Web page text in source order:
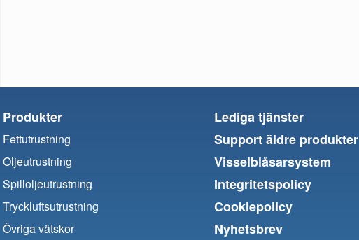
Produkter
Fettutrustning
Oljeutrustning
Spilloljeutrustning
Tryckluftsutrustning
Övriga vätskor
Lediga tjänster
Support äldre produkter
Visselblåsarsystem
Integritetspolicy
Cookiepolicy
Nyhetsbrev